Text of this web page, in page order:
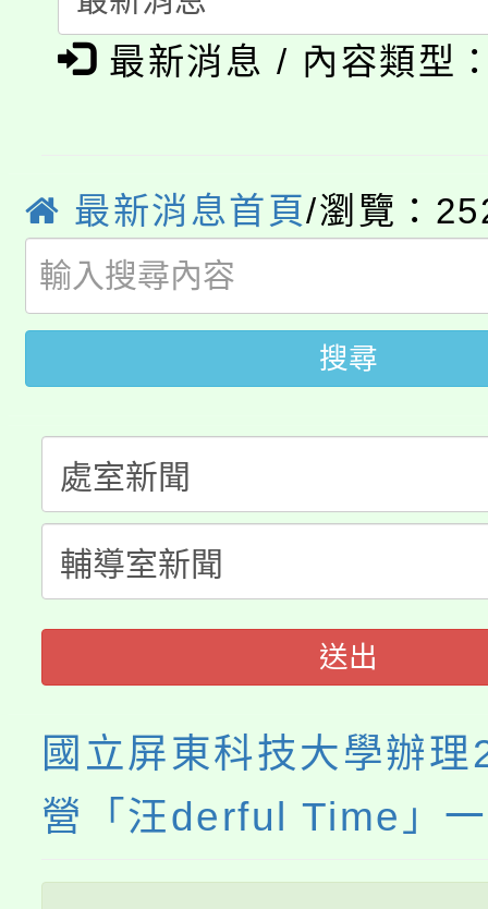
《TA101》溝通分析基
系所師生報名參加。
淨零綠生活教案入校路
會
115年食農教育專業人
學籍身 分審查程序及
版
淨零綠領人才培育課程
公告本校115學年度第
代理(課)教師甄選結果(
「2026金融保險知識
桃園市115學年度學生
代理(課)教師甄選結果(
公告本校115學年度第
代理(課)教師甄選結果(
轉知中國文化大學推廣
《TA101》溝通分析基
程，歡迎學生輔導中心
心理、諮商輔導、社會
系所師生報名參加。
最新消息 / 內容類型
最新消息首頁/瀏覽：
搜尋
送出
國立屏東科技大學辦
營「汪derful Time」